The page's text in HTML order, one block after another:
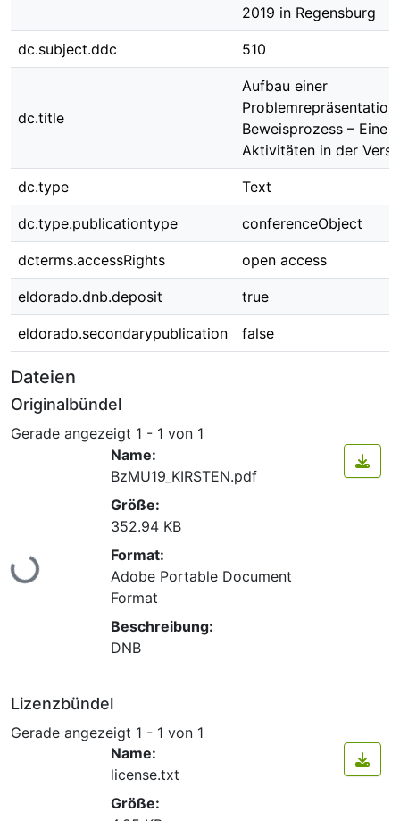
2019 in Regensburg
dc.subject.ddc 510
dc.title
Aufbau einer
Problemrepräsentation
Beweisprozess – Eine
Aktivitäten in der
dc.type Text
dc.type.publicationtype conferenceObject
dcterms.accessRights open access
eldorado.dnb.deposit true
eldorado.secondarypublication false
Dateien
Originalbündel
Gerade angezeigt 1 - 1 von 1
Lade...
Name:
BzMU19_KIRSTEN.pdf
Größe:
352.94 KB
Format:
Adobe Portable Document
Format
Beschreibung:
DNB
Lizenzbündel
Gerade angezeigt 1 - 1 von 1
Name:
license.txt
Größe: